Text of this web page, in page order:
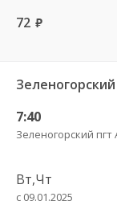
72 руб.
7:40
Зеленогорский пгт
Вт,Чт
с 09.01.2025